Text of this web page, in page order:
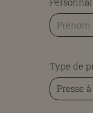
Type de